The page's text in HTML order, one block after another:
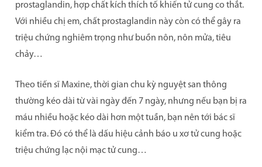
prostaglandin, hợp chất kích thích tố khiến tử cung co thắt.
Với nhiều chị em, chất prostaglandin này còn có thể gây ra
triệu chứng nghiêm trọng như buồn nôn, nôn mửa, tiêu
chảy…
Theo tiến sĩ Maxine, thời gian chu kỳ nguyệt san thông
thường kéo dài từ vài ngày đến 7 ngày, nhưng nếu bạn bị ra
máu nhiều hoặc kéo dài hơn một tuần, bạn nên tới bác sĩ
kiểm tra. Đó có thể là dấu hiệu cảnh báo u xơ tử cung hoặc
triệu chứng lạc nội mạc tử cung…